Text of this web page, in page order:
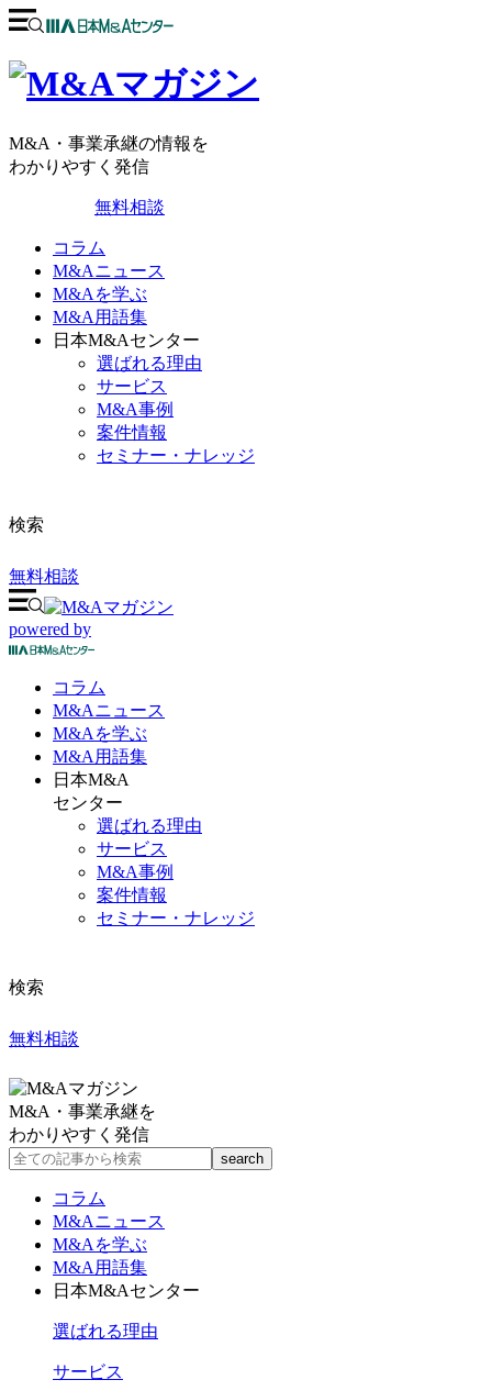
M&A・事業承継の情報を
わかりやすく発信
無料相談
コラム
M&Aニュース
M&Aを学ぶ
M&A用語集
日本M&Aセンター
選ばれる理由
サービス
M&A事例
案件情報
セミナー・ナレッジ
検索
無料相談
powered by
コラム
M&Aニュース
M&Aを学ぶ
M&A 用語集
日本M&A
センター
選ばれる理由
サービス
M&A事例
案件情報
セミナー・ナレッジ
検索
無料相談
M&A・事業承継を
わかりやすく発信
コラム
M&Aニュース
M&Aを学ぶ
M&A用語集
日本M&Aセンター
選ばれる理由
サービス